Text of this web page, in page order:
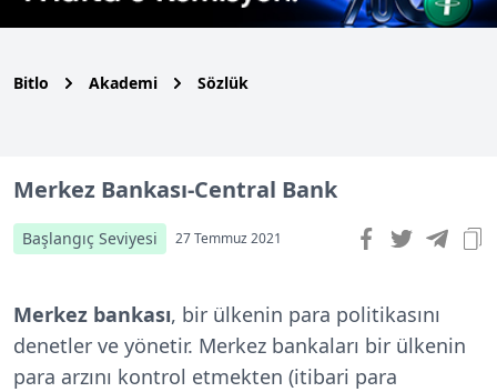
Bitlo Akademi Sözlük
Merkez Bankası-Central Bank
Başlangıç Seviyesi 27 Temmuz 2021
Merkez bankası, bir ülkenin para politikasını
denetler ve yönetir. Merkez bankaları bir ülkenin
para arzını kontrol etmekten (itibari para